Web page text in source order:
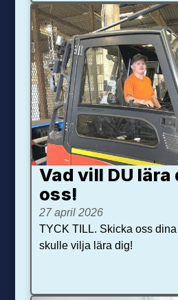
Vad vill DU
oss!
27 april 2026
TYCK TILL. Skicka oss
skulle vilja lära dig!